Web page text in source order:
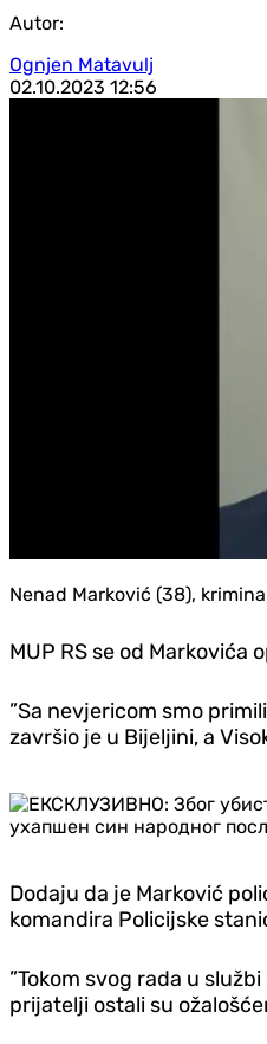
Autor:
Ognjen Matavulj
02.10.2023 12:56
Nenad Marković (38),
MUP RS se od
”Sa nevjericom smo
završio je u Bijeljini, a
Dodaju da je Marković
komandira Policijske
”Tokom svog rada u
prijatelji ostali su